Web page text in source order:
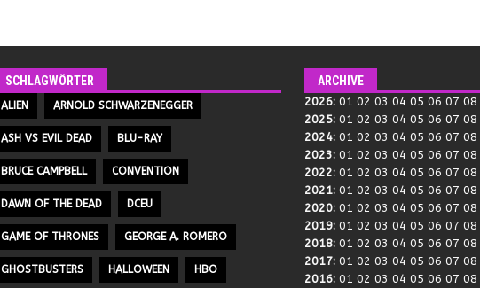
SCHLAGWÖRTER
ALIEN ARNOLD SCHWARZENEGGER
ASH VS EVIL DEAD BLU-RAY
BRUCE CAMPBELL CONVENTION
DAWN OF THE DEAD DCEU
GAME OF THRONES GEORGE A. ROMERO
GHOSTBUSTERS HALLOWEEN HBO
ARCHIVE
2026: 01 02 03 04 05 06 07 08
2025: 01 02 03 04 05 06 07 08
2024: 01 02 03 04 05 06 07 08
2023: 01 02 03 04 05 06 07 08
2022: 01 02 03 04 05 06 07 08
2021: 01 02 03 04 05 06 07 08
2020: 01 02 03 04 05 06 07 08
2019: 01 02 03 04 05 06 07 08
2018: 01 02 03 04 05 06 07 08
2017: 01 02 03 04 05 06 07 08
2016: 01 02 03 04 05 06 07 08